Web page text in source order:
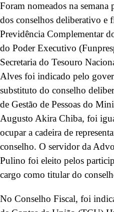
Foram nomeados na semana
dos conselhos deliberativo e
Previdência Complementar
do Poder Executivo
Secretaria do Tesouro
Alves foi indicado pelo
substituto do conselho
de Gestão de Pessoas do
Augusto Akira Chiba, foi
ocupar a cadeira de
conselho. O servidor da
Pulino foi eleito pelos
cargo como titular do
No Conselho Fiscal, foi